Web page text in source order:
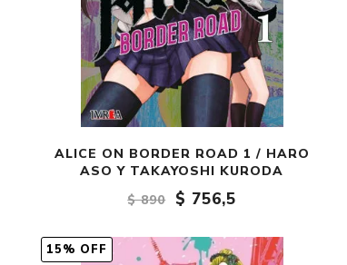
ALICE ON BORDER ROAD 1 / HARO
ASO Y TAKAYOSHI KURODA
$ 890
$ 756,5
15% OFF